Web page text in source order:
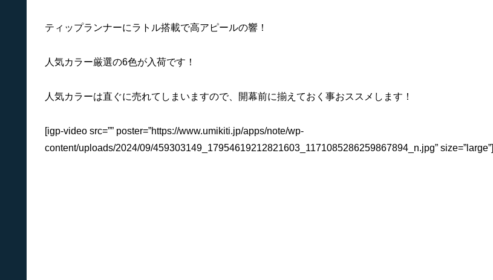
ティップランナーにラトル搭載で高アピールの響！
人気カラー厳選の6色が入荷です！
人気カラーは直ぐに売れてしまいますので、開幕前に揃えておく事おススメします！
[igp-video src=”” poster=”https://www.umikiti.jp/apps/note/wp-
content/uploads/2024/09/459303149_17954619212821603_1171085286259867894_n.jpg” size=”large”]